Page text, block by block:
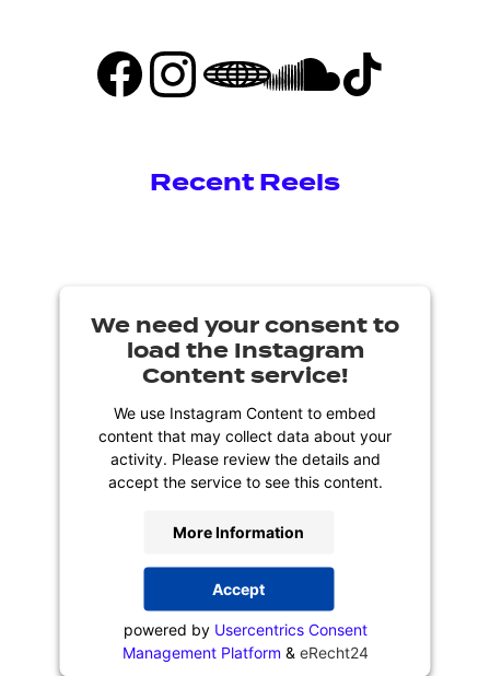
Recent Reels
We need your consent to
load the Instagram
Content service!
We use Instagram Content to embed
content that may collect data about your
activity. Please review the details and
accept the service to see this content.
More Information
Accept
powered by Usercentrics Consent
Management Platform & eRecht24